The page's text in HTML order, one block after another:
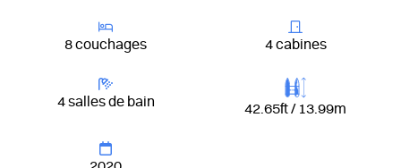
8 couchages 4 cabines
4 salles de bain 42.65ft / 13.99m